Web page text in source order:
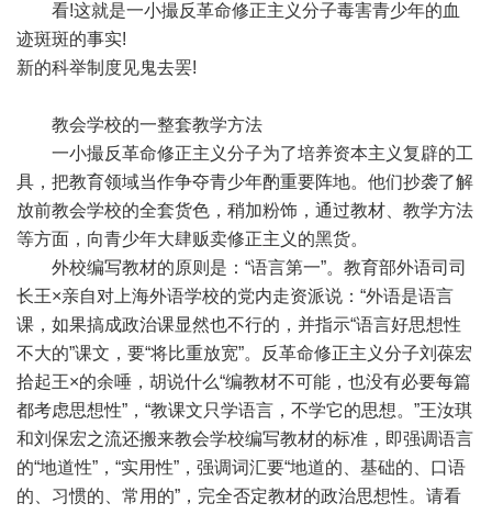
看!这就是一小撮反革命修正主义分子毒害青少年的血
迹斑斑的事实!
新的科举制度见鬼去罢!
教会学校的一整套教学方法
一小撮反革命修正主义分子为了培养资本主义复辟的工
具，把教育领域当作争夺青少年酌重要阵地。他们抄袭了解
放前教会学校的全套货色，稍加粉饰，通过教材、教学方法
等方面，向青少年大肆贩卖修正主义的黑货。
外校编写教材的原则是：“语言第一”。教育部外语司司
长王×亲自对上海外语学校的党内走资派说：“外语是语言
课，如果搞成政治课显然也不行的，并指示“语言好思想性
不大的”课文，要“将比重放宽”。反革命修正主义分子刘葆宏
拾起王×的余唾，胡说什么“编教材不可能，也没有必要每篇
都考虑思想性”，“教课文只学语言，不学它的思想。”王汝琪
和刘保宏之流还搬来教会学校编写教材的标准，即强调语言
的“地道性”，“实用性”，强调词汇要“地道的、基础的、口语
的、习惯的、常用的”，完全否定教材的政治思想性。请看